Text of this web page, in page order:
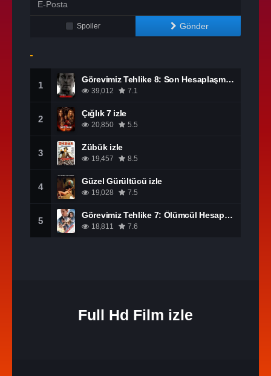
Spoiler Gönder
1
Görevimiz Tehlike 8: Son Hesaplaşma izle
39,012 7.1
2
Çığlık 7 izle
20,850 5.5
3
Zübük izle
19,457 8.5
4
Güzel Gürültücü izle
19,028 7.5
5
Görevimiz Tehlike 7: Ölümcül Hesaplaşma Bölüm 1 izle
18,811 7.6
Full Hd Film izle